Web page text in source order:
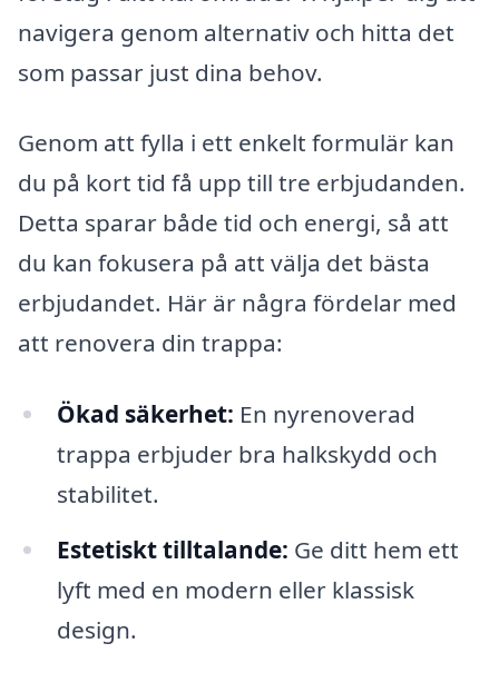
navigera genom alternativ och hitta det
som passar just dina behov.
Genom att fylla i ett enkelt formulär kan
du på kort tid få upp till tre erbjudanden.
Detta sparar både tid och energi, så att
du kan fokusera på att välja det bästa
erbjudandet. Här är några fördelar med
att renovera din trappa:
Ökad säkerhet: En nyrenoverad
trappa erbjuder bra halkskydd och
stabilitet.
Estetiskt tilltalande: Ge ditt hem ett
lyft med en modern eller klassisk
design.